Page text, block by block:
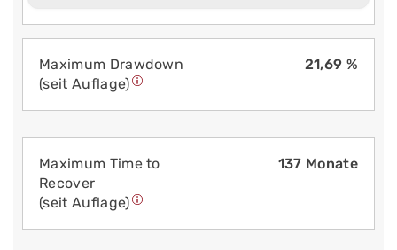
Maximum Drawdown
(seit Auflage)
21,69 %
Maximum Time to
Recover
(seit Auflage)
137 Monate